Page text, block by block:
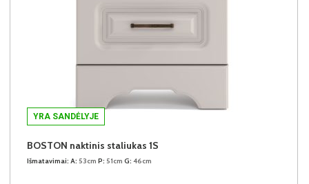
YRA SANDĖLYJE
BOSTON naktinis staliukas 1S
Išmatavimai: A: 53cm P: 51cm G: 46cm